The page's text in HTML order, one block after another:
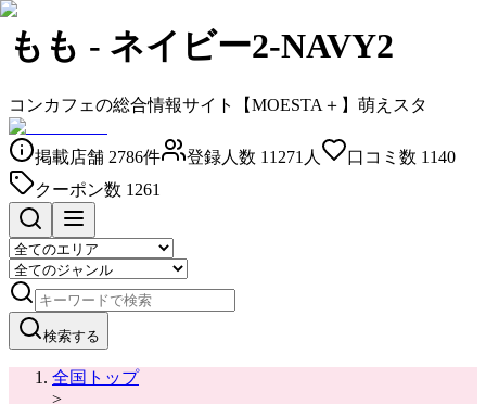
もも - ネイビー2-NAVY2
コンカフェの総合情報サイト【MOESTA＋】萌えスタ
掲載店舗 2786件 登録人数 11271 人 口コミ数 1140
クーポン数 1261
検索する
全国トップ
>